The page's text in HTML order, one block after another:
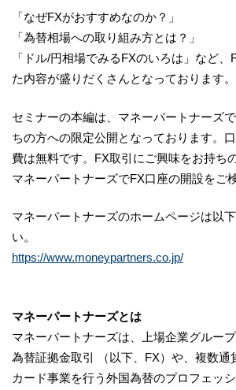
「なぜFXがおすすめなのか？」
「為替相場への取り組み方とは？」
「ドル/円相場でみるFXのいろは」など
た内容が盛りだくさんとなっております。
セミナーの本編は、マネーパートナーズ
ちの方への限定公開となっております。
費は無料です。FX取引にご興味をお持ち
マネーパートナーズでFX口座の開設をご
マネーパートナーズのホームページは以
い。
https://www.moneypartners.co.jp/
マネーパートナーズとは
マネーパートナーズは、上場企業グルー
為替証拠金取引 （以下、FX）や、複数通
カード事業を行う外国為替のプロフェッシ